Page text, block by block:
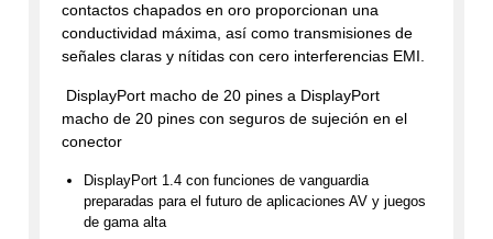
contactos chapados en oro proporcionan una
conductividad máxima, así como transmisiones de
señales claras y nítidas con cero interferencias EMI.
DisplayPort macho de 20 pines a DisplayPort
macho de 20 pines con seguros de sujeción en el
conector
DisplayPort 1.4 con funciones de vanguardia
preparadas para el futuro de aplicaciones AV y juegos
de gama alta